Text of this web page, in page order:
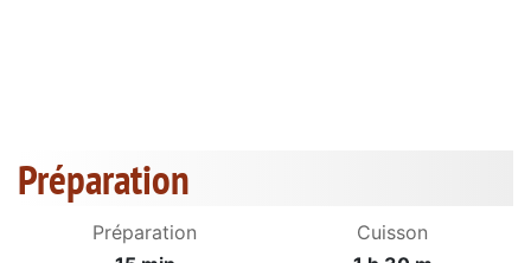
Préparation
Préparation
Cuisson